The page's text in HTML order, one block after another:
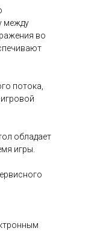
между
во
потока,
обладает
игры.